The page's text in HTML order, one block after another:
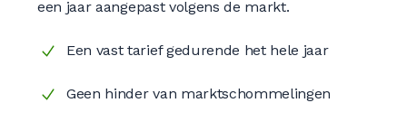
een jaar aangepast volgens de markt.
Een vast tarief gedurende het hele jaar
Geen hinder van marktschommelingen